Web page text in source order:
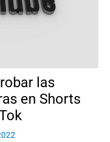
las
en Shorts